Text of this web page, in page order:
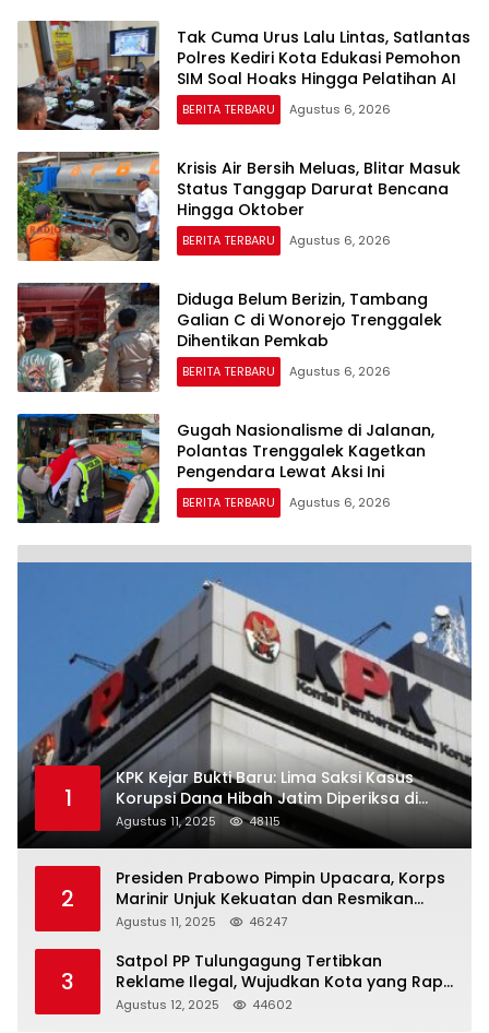
Tak Cuma Urus Lalu Lintas, Satlantas
Polres Kediri Kota Edukasi Pemohon
SIM Soal Hoaks Hingga Pelatihan AI
BERITA TERBARU Agustus 6, 2026
Krisis Air Bersih Meluas, Blitar Masuk
Status Tanggap Darurat Bencana
Hingga Oktober
BERITA TERBARU Agustus 6, 2026
Diduga Belum Berizin, Tambang
Galian C di Wonorejo Trenggalek
Dihentikan Pemkab
BERITA TERBARU Agustus 6, 2026
Gugah Nasionalisme di Jalanan,
Polantas Trenggalek Kagetkan
Pengendara Lewat Aksi Ini
BERITA TERBARU Agustus 6, 2026
1
KPK Kejar Bukti Baru: Lima Saksi Kasus
Korupsi Dana Hibah Jatim Diperiksa di
Trenggalek
Agustus 11, 2025 48115
2
Presiden Prabowo Pimpin Upacara, Korps
Marinir Unjuk Kekuatan dan Resmikan
Struktur Baru
Agustus 11, 2025 46247
3
Satpol PP Tulungagung Tertibkan
Reklame Ilegal, Wujudkan Kota yang Rapi
dan Indah
Agustus 12, 2025 44602